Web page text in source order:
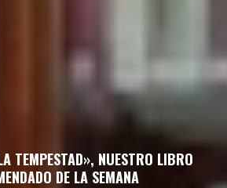
TEMPESTAD», NUESTRO LIBRO
DE LA SEMANA